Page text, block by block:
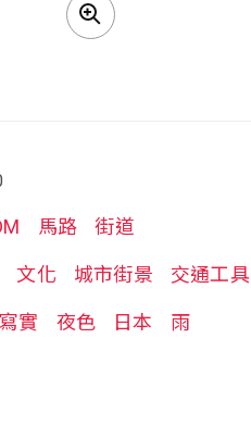
馬路 街道
文化 城市街景 交通工具
寫實 夜色 日本 雨